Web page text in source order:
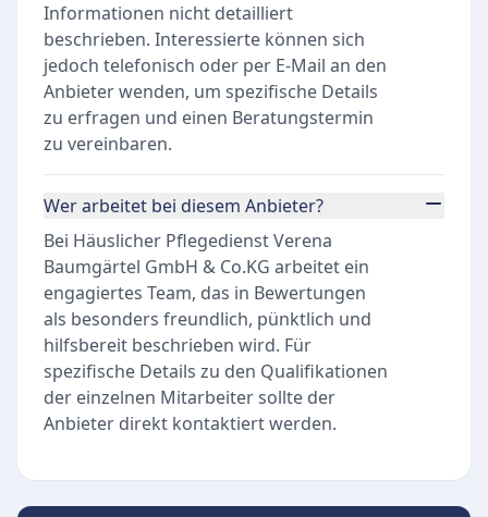
Informationen nicht detailliert
beschrieben. Interessierte können sich
jedoch telefonisch oder per E-Mail an den
Anbieter wenden, um spezifische Details
zu erfragen und einen Beratungstermin
zu vereinbaren.
Wer arbeitet bei diesem Anbieter?
Bei Häuslicher Pflegedienst Verena
Baumgärtel GmbH & Co.KG arbeitet ein
engagiertes Team, das in Bewertungen
als besonders freundlich, pünktlich und
hilfsbereit beschrieben wird. Für
spezifische Details zu den Qualifikationen
der einzelnen Mitarbeiter sollte der
Anbieter direkt kontaktiert werden.